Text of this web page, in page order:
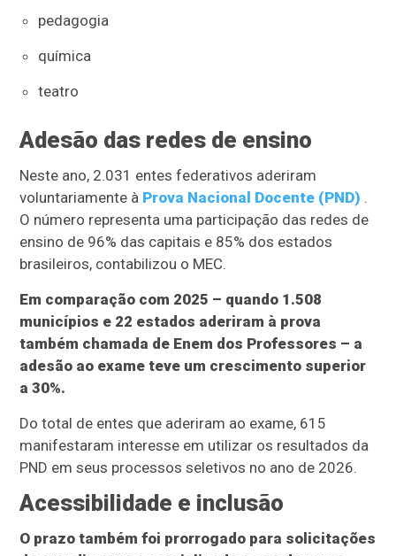
pedagogia
química
teatro
Adesão das redes de ensino
Neste ano, 2.031 entes federativos aderiram
voluntariamente à Prova Nacional Docente (PND) .
O número representa uma participação das redes de
ensino de 96% das capitais e 85% dos estados
brasileiros, contabilizou o MEC.
Em comparação com 2025 – quando 1.508
municípios e 22 estados aderiram à prova
também chamada de Enem dos Professores – a
adesão ao exame teve um crescimento superior
a 30%.
Do total de entes que aderiram ao exame, 615
manifestaram interesse em utilizar os resultados da
PND em seus processos seletivos no ano de 2026.
Acessibilidade e inclusão
O prazo também foi prorrogado para solicitações